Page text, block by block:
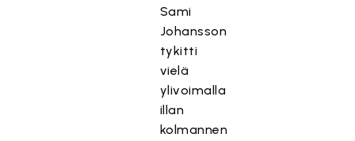
Sami
Johansson
tykitti
vielä
ylivoimalla
illan
kolmannen